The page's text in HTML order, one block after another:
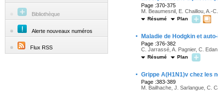
Bibliothèque
Alerte nouveaux numéros
Flux RSS
Page :370-375
M. Beaumesnil, E. Chaillou, A.-
Résumé Plan
· Maladie de Hodgkin et
Page :376-382
C. Jarrassé, A. Pagnier, C.
Résumé Plan
· Grippe A(H1N1)v chez les
Page :383-389
M. Bailhache, J. Sarlangue, C.